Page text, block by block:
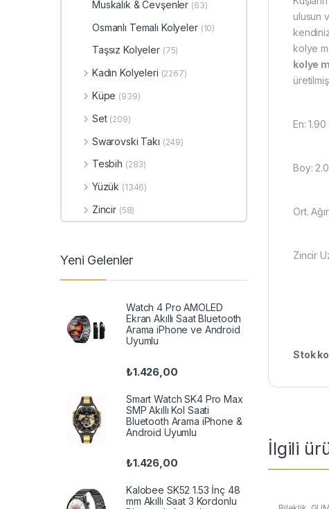
ulusun
kolye
kolye
En: 1.90
Boy:
Ort.
Zincir
Stok
İlgili
Muskalık & Cevşenler (63)
Osmanlı Temalı Kolyeler (10)
Taşsız Kolyeler (75)
Kadın Kolyeleri (2267)
Küpe (939)
Set (209)
Swarovski Takı (249)
Tesbih (283)
Yüzük (1346)
Zincir (58)
Yeni Gelenler
Watch 4 Pro AMOLED
Ekran Akıllı Saat Bluetooth
Arama iPhone ve Android
Uyumlu
₺1.426,00
Smart Watch SK4 Pro Max
SMP Akıllı Kol Saati
Bluetooth Arama iPhone &
Android Uyumlu
₺1.426,00
Kalobee SK52 1.53 İnç 48
mm Akıllı Saat 3 Kordonlu